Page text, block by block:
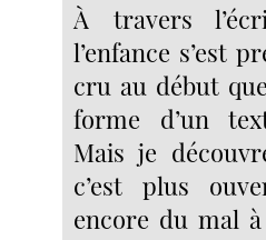
À travers
l’enfance s’est
cru au début
forme d’un
Mais je
c’est plus
encore du mal